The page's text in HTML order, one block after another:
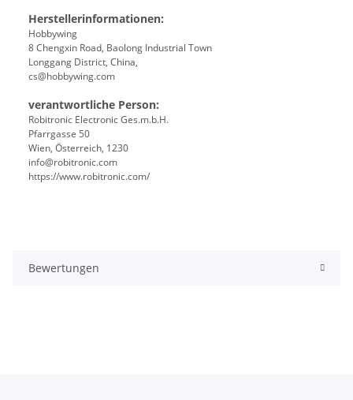
Herstellerinformationen:
Hobbywing
8 Chengxin Road, Baolong Industrial Town
Longgang District, China,
cs@hobbywing.com
verantwortliche Person:
Robitronic Electronic Ges.m.b.H.
Pfarrgasse 50
Wien, Österreich, 1230
info@robitronic.com
https://www.robitronic.com/
Bewertungen